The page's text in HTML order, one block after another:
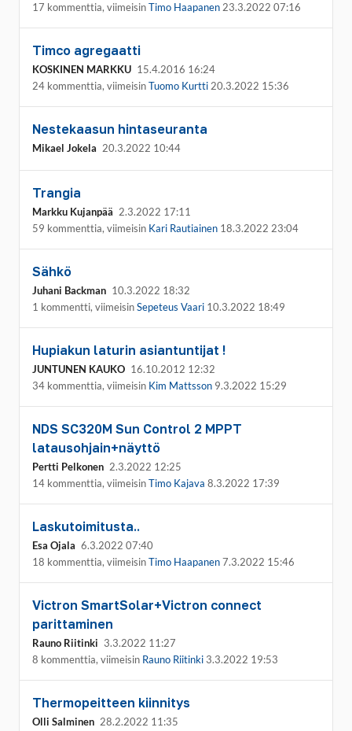
17 kommenttia, viimeisinTimo Haapanen 23.3.2022 07:16
Timco agregaatti
KOSKINEN MARKKU 15.4.2016 16:24
24 kommenttia, viimeisinTuomo Kurtti 20.3.2022 15:36
Nestekaasun hintaseuranta
Mikael Jokela 20.3.2022 10:44
Trangia
Markku Kujanpää 2.3.2022 17:11
59 kommenttia, viimeisin Kari Rautiainen 18.3.2022 23:04
Sähkö
Juhani Backman 10.3.2022 18:32
1 kommentti, viimeisinSepeteus Vaari 10.3.2022 18:49
Hupiakun laturin asiantuntijat !
JUNTUNEN KAUKO 16.10.2012 12:32
34 kommenttia, viimeisin Kim Mattsson 9.3.2022 15:29
NDS SC320M Sun Control 2 MPPT
latausohjain+näyttö
Pertti Pelkonen 2.3.2022 12:25
14 kommenttia, viimeisinTimo Kajava 8.3.2022 17:39
Laskutoimitusta..
Esa Ojala 6.3.2022 07:40
18 kommenttia, viimeisinTimo Haapanen7.3.2022 15:46
Victron SmartSolar+Victron connect
parittaminen
Rauno Riitinki 3.3.2022 11:27
8 kommenttia, viimeisin Rauno Riitinki 3.3.2022 19:53
Thermopeitteen kiinnitys
Olli Salminen 28.2.2022 11:35